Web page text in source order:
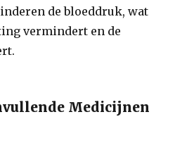
de bloeddruk, wat
vermindert en de
Medicijnen